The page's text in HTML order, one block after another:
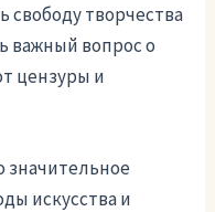
свободу творчества
важный вопрос о
цензуры и
значительное
искусства и